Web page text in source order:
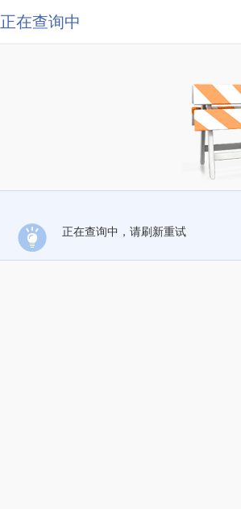
正在查询中
正在查询中，请刷新重试